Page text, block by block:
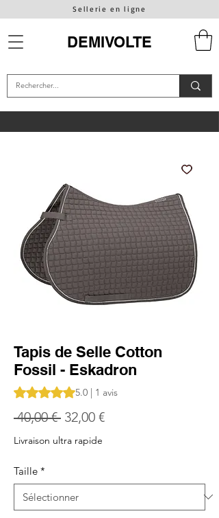
Sellerie en ligne
DEMIVOLTE
Tapis de Selle Cotton
Fossil - Eskadron
La note est de 5.0 sur cinq étoiles selon 1
5.0 | 1 avis
40,00 € Prix
original
32,00 €Prix
Livraison ultra rapide
Taille *